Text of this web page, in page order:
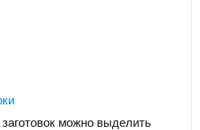
можно выделить